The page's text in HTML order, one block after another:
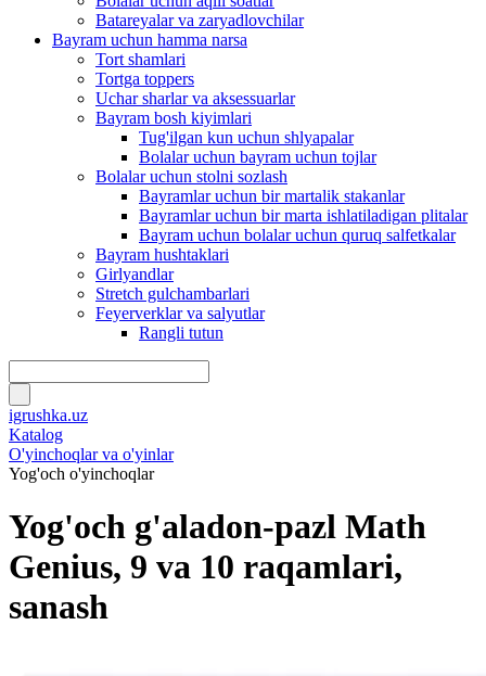
Batareyalar va zaryadlovchilar
Bayram uchun hamma narsa
Tort shamlari
Tortga toppers
Uchar sharlar va aksessuarlar
Bayram bosh kiyimlari
Tug'ilgan kun uchun shlyapalar
Bolalar uchun bayram uchun tojlar
Bolalar uchun stolni sozlash
Bayramlar uchun bir martalik stakanlar
Bayramlar uchun bir marta ishlatiladigan plitalar
Bayram uchun bolalar uchun quruq salfetkalar
Bayram hushtaklari
Girlyandlar
Stretch gulchambarlari
Feyerverklar va salyutlar
Rangli tutun
igrushka.uz
Katalog
O'yinchoqlar va o'yinlar
Yog'och o'yinchoqlar
Yog'och g'aladon-pazl Math
Genius, 9 va 10 raqamlari,
sanash